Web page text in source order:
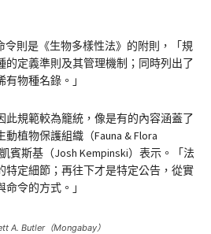
令則是《生物多樣性法》的附則，「規
的定義準則及其管理機制；同時列出了
物種名錄。」
此規範較為籠統，像是有的內容涵蓋了
植物保護組織（Fauna & Flora
賓斯基（Josh Kempinski）表示。「法
特定細節；再往下才是特定公告，從實
令的方式。」
A. Butler（Mongabay）